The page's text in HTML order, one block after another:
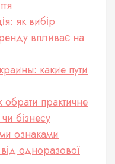
як вибір
впливає на
какие пути
обрати практичне
бізнесу
ознаками
одноразової